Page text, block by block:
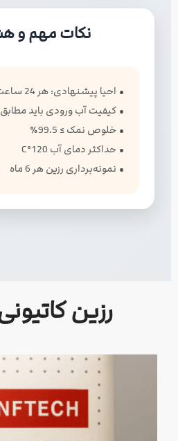
نکات مهم و
• احیا پیشنهادی: هر 24 ساعت یا زودتر
• کیفیت آب ورودی باید مطابق
• خلوص نمک ≥ 99.5٪
• حداکثر دمای آب 120°C
• نمونه‌برداری رزین هر 6 ماه
رزین